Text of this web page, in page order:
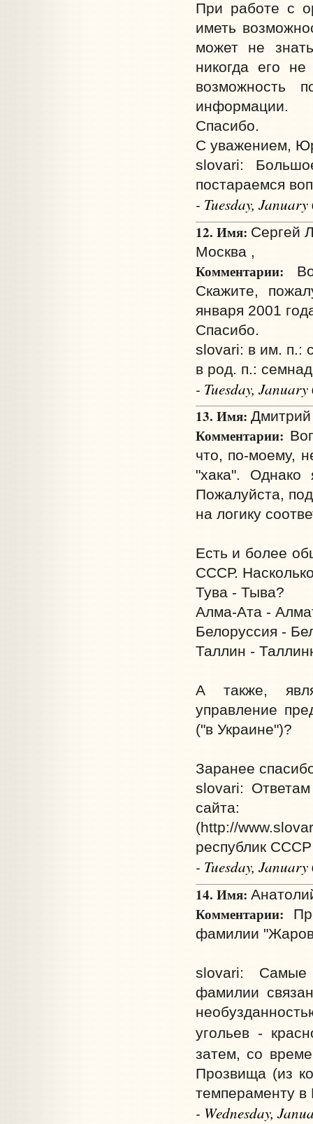
При работе с
иметь
может не
никогда его
возможность
информации.
Спасибо.
С уважением,
slovari:
постараемся
- Tuesday,
12. Имя: Сергей
Москва ,
Комментарии:
Скажите,
января 2001
Спасибо.
slovari: в им. п.:
в род. п.:
- Tuesday,
13. Имя: Дмитрий
Комментарии:
что, по-моему,
"хака". Однако
Пожалуйста,
на логику
Есть и более
СССР.
Тува - Тыва?
Алма-Ата -
Белоруссия -
Таллин -
А также,
управление
("в Украине")?
Заранее
slovari:
сайта:
(http://
республик
- Tuesday,
14. Имя:
Комментарии:
фамилии
slovari: Самые
фамилии
угольев -
затем, со
Прозвища (из
темпераменту в
- Wednesday,